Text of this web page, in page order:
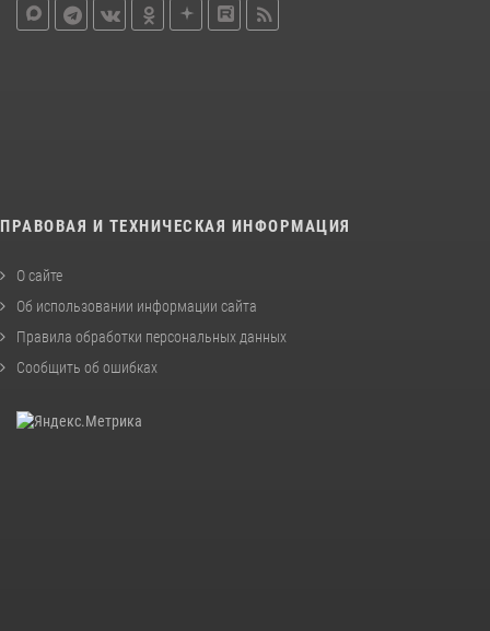
ПРАВОВАЯ И ТЕХНИЧЕСКАЯ ИНФОРМАЦИЯ
О сайте
Об использовании информации сайта
Правила обработки персональных данных
Сообщить об ошибках